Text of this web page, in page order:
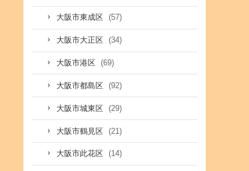
大阪市東成区 (57)
大阪市大正区 (34)
大阪市港区 (69)
大阪市都島区 (92)
大阪市城東区 (29)
大阪市鶴見区 (21)
大阪市此花区 (14)